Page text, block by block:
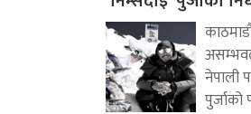
नेपाली
पुर्जाको